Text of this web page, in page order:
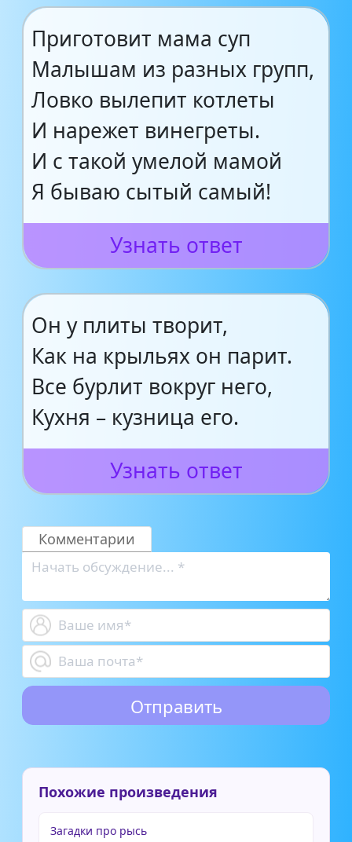
Приготовит мама суп
Малышам из разных групп,
Ловко вылепит котлеты
И нарежет винегреты.
И с такой умелой мамой
Я бываю сытый самый!
Узнать ответ
Он у плиты творит,
Как на крыльях он парит.
Все бурлит вокруг него,
Кухня – кузница его.
Узнать ответ
Комментарии
Похожие произведения
Загадки про рысь